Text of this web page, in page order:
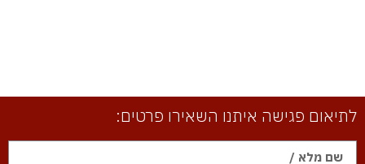
לתיאום פגישה איתנו השאירו פרטים: